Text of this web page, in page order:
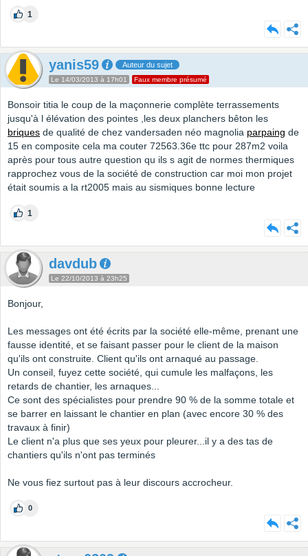
1
yanis59 Auteur du sujet
Le 14/03/2013 à 17h01 Faux membre présumé
Bonsoir titia le coup de la maçonnerie complète terrassements
jusqu'à l élévation des pointes ,les deux planchers bêton les
briques de qualité de chez vandersaden néo magnolia parpaing de
15 en composite cela ma couter 72563.36e ttc pour 287m2 voila
après pour tous autre question qu ils s agit de normes thermiques
rapprochez vous de la société de construction car moi mon projet
était soumis a la rt2005 mais au sismiques bonne lecture
1
davdub
Le 22/10/2013 à 23h25
Bonjour,
Les messages ont été écrits par la société elle-même, prenant une
fausse identité, et se faisant passer pour le client de la maison
qu'ils ont construite. Client qu'ils ont arnaqué au passage.
Un conseil, fuyez cette société, qui cumule les malfaçons, les
retards de chantier, les arnaques...
Ce sont des spécialistes pour prendre 90 % de la somme totale et
se barrer en laissant le chantier en plan (avec encore 30 % des
travaux à finir)
Le client n'a plus que ses yeux pour pleurer...il y a des tas de
chantiers qu'ils n'ont pas terminés
Ne vous fiez surtout pas à leur discours accrocheur.
0